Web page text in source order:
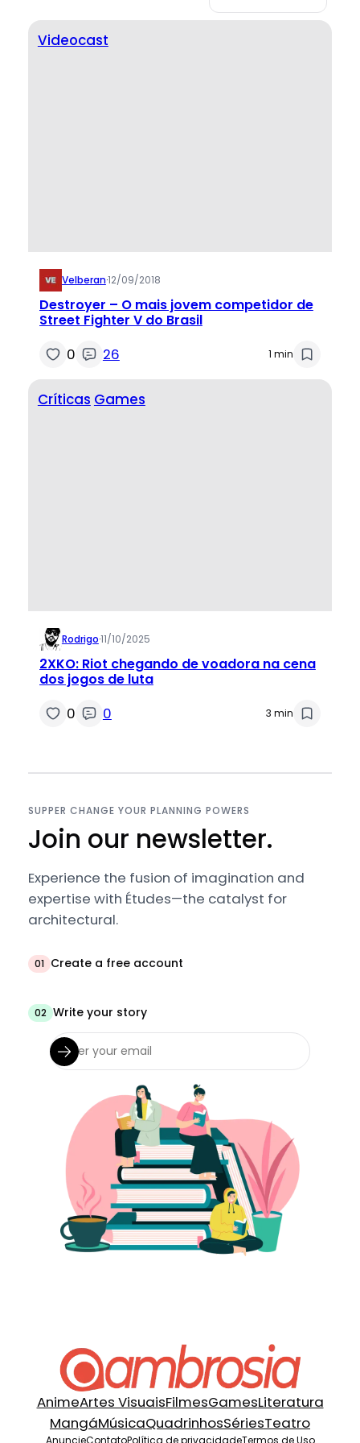
Videocast
Velberan·12/09/2018
Destroyer – O mais jovem competidor de
Street Fighter V do Brasil
0 26 1 min
Críticas Games
Rodrigo·11/10/2025
2XKO: Riot chegando de voadora na cena
dos jogos de luta
0 0 3 min
SUPPER CHANGE YOUR PLANNING POWERS
Join our newsletter.
Experience the fusion of imagination and
expertise with Études—the catalyst for
architectural.
01 Create a free account
02 Write your story
AnimeArtes VisuaisFilmesGamesLiteratura
MangáMúsicaQuadrinhosSériesTeatro